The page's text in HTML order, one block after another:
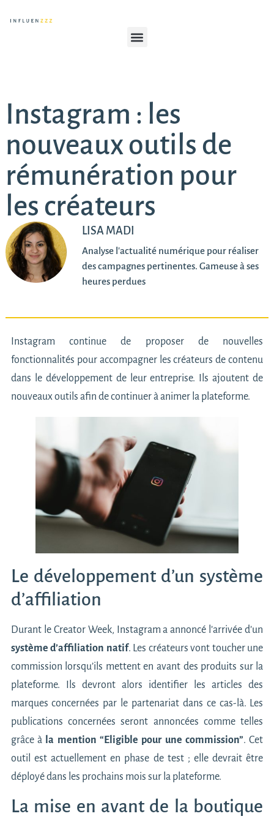
Instagram : les
nouveaux outils de
rémunération pour
les créateurs
LISA MADI
Analyse l'actualité numérique pour réaliser
des campagnes pertinentes. Gameuse à ses
heures perdues
Instagram continue de proposer de nouvelles
fonctionnalités pour accompagner les créateurs de contenu
dans le développement de leur entreprise. Ils ajoutent de
nouveaux outils afin de continuer à animer la plateforme.
Le développement d’un système
d’affiliation
Durant le Creator Week, Instagram a annoncé l’arrivée d’un
système d’affiliation natif. Les créateurs vont toucher une
commission lorsqu’ils mettent en avant des produits sur la
plateforme. Ils devront alors identifier les articles des
marques concernées par le partenariat dans ce cas-là. Les
publications concernées seront annoncées comme telles
grâce à la mention “Eligible pour une commission”. Cet
outil est actuellement en phase de test ; elle devrait être
déployé dans les prochains mois sur la plateforme.
La mise en avant de la boutique